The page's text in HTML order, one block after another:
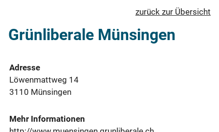
zurück zur Übersicht
Grünliberale Münsingen
Adresse
Löwenmattweg 14
3110 Münsingen
Mehr Informationen